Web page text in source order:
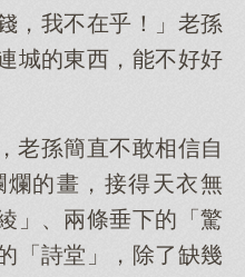
，我不在乎！」老孫
城的東西，能不好好
老孫簡直不敢相信自
的畫，接得天衣無
」、兩條垂下的「驚
「詩堂」，除了缺幾